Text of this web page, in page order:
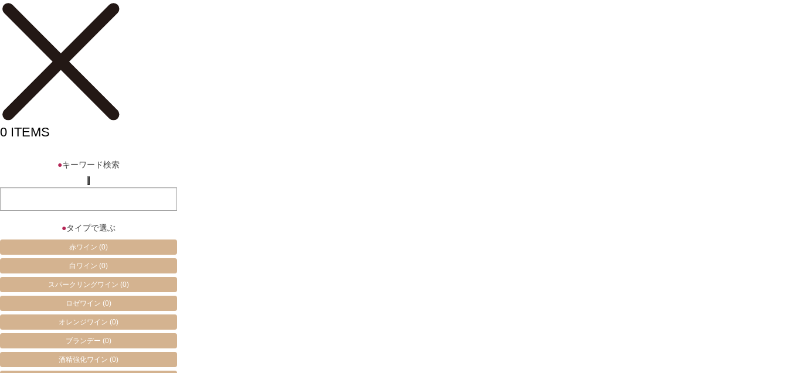
0 ITEMS
●キーワード検索
●タイプで選ぶ
赤ワイン(0)
白ワイン(0)
スパークリングワイン(0)
ロゼワイン(0)
オレンジワイン(0)
ブランデー(0)
酒精強化ワイン(0)